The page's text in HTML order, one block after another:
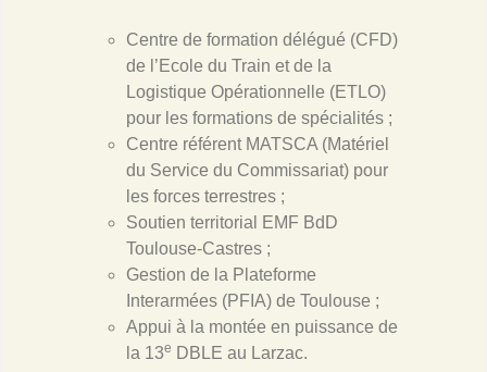
Centre de formation délégué (CFD)
de l’Ecole du Train et de la
Logistique Opérationnelle (ETLO)
pour les formations de spécialités ;
Centre référent MATSCA (Matériel
du Service du Commissariat) pour
les forces terrestres ;
Soutien territorial EMF BdD
Toulouse-Castres ;
Gestion de la Plateforme
Interarmées (PFIA) de Toulouse ;
Appui à la montée en puissance de
la 13e DBLE au Larzac.